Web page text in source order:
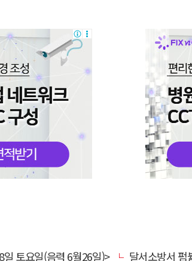
토요일(음력 6월26일)>
달서소방서 펌뷸